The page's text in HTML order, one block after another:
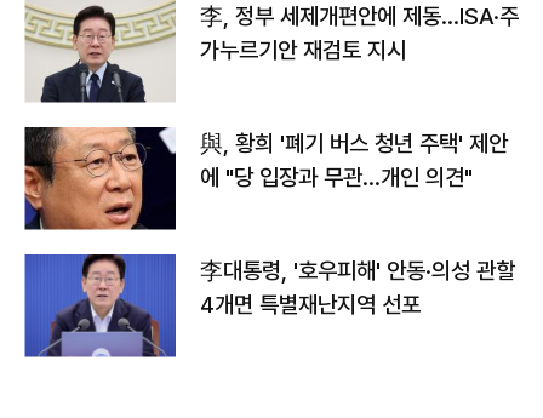
李, 정부 세제개편안에 제동…ISA·주
가누르기안 재검토 지시
與, 황희 '폐기 버스 청년 주택' 제안
에 "당 입장과 무관…개인 의견"
李대통령, '호우피해' 안동·의성 관할
4개면 특별재난지역 선포